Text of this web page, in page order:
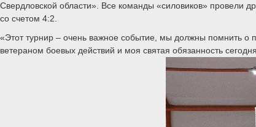
Свердловской области». Все команды «силовиков» провели
со счетом 4:2.
«Этот турнир – очень важное событие, мы должны помнить о
ветераном боевых действий и моя святая обязанность